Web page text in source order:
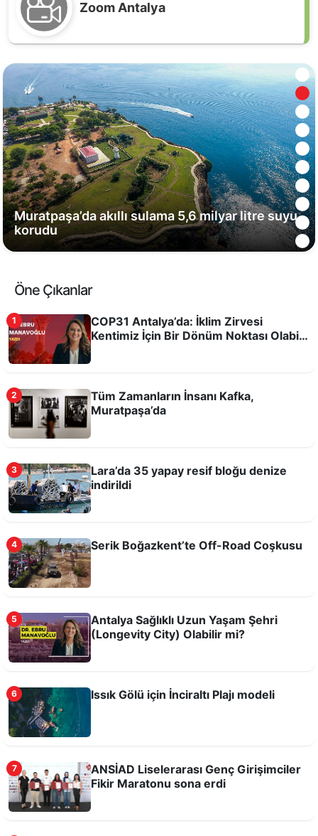
Zoom Antalya
Antalya'da Haftanın En Çok Okunan Kitapları
Muratpaşa’da akıllı sulama 5,6 milyar litre suyu
korudu
Odysseus'un filmi kitabına ilgiyi artırdı
Konseri
Bilim, teknoloji ve üretim Antalya Tarım
Teknokenti'nde buluşacak
Öne Çıkanlar
1
COP31 Antalya’da: İklim Zirvesi
Kentimiz İçin Bir Dönüm Noktası Olabilir
2
Tüm Zamanların İnsanı Kafka,
Muratpaşa’da
3
Lara’da 35 yapay resif bloğu denize
indirildi
4 Serik Boğazkent’te Off-Road Coşkusu
5
Antalya Sağlıklı Uzun Yaşam Şehri
(Longevity City) Olabilir mi?
6 Issık Gölü için İnciraltı Plajı modeli
7
ANSİAD Liselerarası Genç Girişimciler
Fikir Maratonu sona erdi